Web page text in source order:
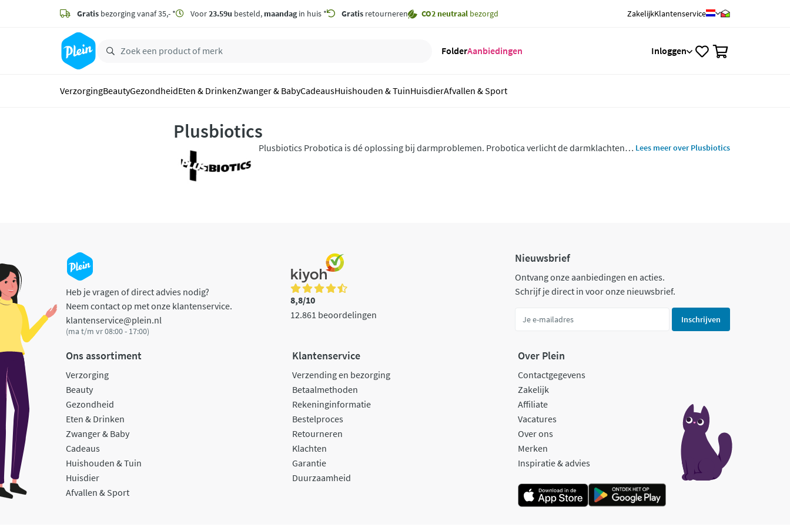
zoeken
hoofdinhoud
Gratis bezorging vanaf 35,- * Voor23.59u besteld, maandagin huis * Gratis retourneren CO2 neutraal bezorgd ZakelijkKlantenservice
FolderAanbiedingen Inloggen
VerzorgingBeautyGezondheidEten & DrinkenZwanger & BabyCadeausHuishouden & TuinHuisdierAfvallen & Sport
Plusbiotics
Plusbiotics Probotica is dé oplossing bij darmproblemen. Probotica verlicht de darmklachten
Lees meer over Plusbiotics
Heb je vragen of direct advies nodig?
Neem contact op met onze klantenservice.
klantenservice@plein.nl
(ma t/m vr 08:00 - 17:00)
8,8/10
12.861 beoordelingen
Nieuwsbrief
Ontvang onze aanbiedingen en acties.
Schrijf je direct in voor onze nieuwsbrief.
Inschrijven
Ons assortiment
Verzorging
Beauty
Gezondheid
Eten & Drinken
Zwanger & Baby
Cadeaus
Huishouden & Tuin
Huisdier
Afvallen & Sport
Klantenservice
Verzending en bezorging
Betaalmethoden
Rekeninginformatie
Bestelproces
Retourneren
Klachten
Garantie
Duurzaamheid
Over Plein
Contactgegevens
Zakelijk
Affiliate
Vacatures
Over ons
Merken
Inspiratie & advies